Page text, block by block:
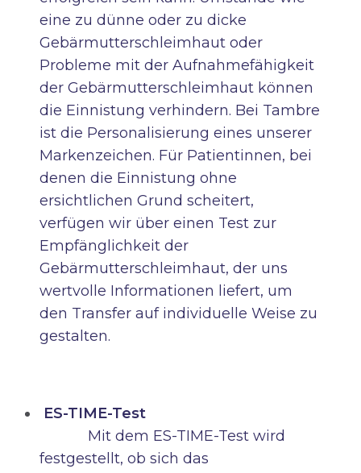
eine zu dünne oder zu dicke
Gebärmutterschleimhaut oder
Probleme mit der Aufnahmefähigkeit
der Gebärmutterschleimhaut können
die Einnistung verhindern. Bei Tambre
ist die Personalisierung eines unserer
Markenzeichen. Für Patientinnen, bei
denen die Einnistung ohne
ersichtlichen Grund scheitert,
verfügen wir über einen Test zur
Empfänglichkeit der
Gebärmutterschleimhaut, der uns
wertvolle Informationen liefert, um
den Transfer auf individuelle Weise zu
gestalten.
ES-TIME-Test
Mit dem ES-TIME-Test wird
festgestellt, ob sich das